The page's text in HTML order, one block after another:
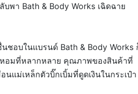
บพา Bath & Body Works เฉิดฉาย
ชอบในแบรนด์ Bath & Body Works
หอมที่หลากหลาย คุณภาพของสินค้าที่
นแม่เหล็กตัวบิ๊กเบิ้มที่ดูดเงินในกระเป๋า